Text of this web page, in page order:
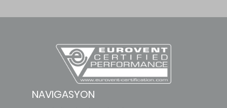
NAVIGASYON